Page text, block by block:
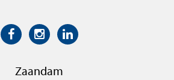
Zaandam